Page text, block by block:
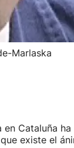
Marlaska
en Cataluña
existe el